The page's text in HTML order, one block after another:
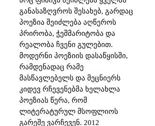
განასაზღვროს შესახებ, გარდაც
პოეზია შეიძლება აღწეროს
პრირობა, ჭეშმარიტობა და
რეალობა ჩვენი გულებით.
მოდერნი პოეზიის დასაწყისში,
რამდენადაც რამე
მასწავლებელს და მეცნიერს
კიდევ რჩევენებმა ხელახლა
პოეზიას წერა, რომ
ლიტერატურულ მსოფლიოს
გარეშე ვარჩევენ. 2012